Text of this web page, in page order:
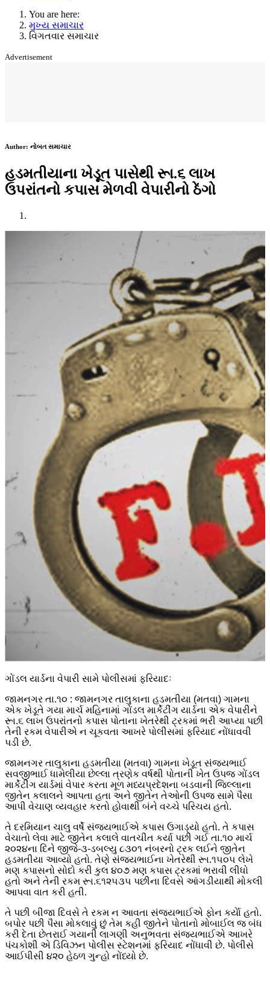
You are here:
મુખ્ય સમાચાર
વિગતવાર સમાચાર
Advertisement
Author: નોબત સમાચાર
હડમતીયાના ખેડૂત પાસેથી રૂા.૬ લાખ
ઉપરાંતનો કપાસ મેળવી વેપારીનો ઠેંગો
ગોંડલ યાર્ડના વેપારી સામે પોલીસમાં ફરિયાદઃ
જામનગર તા.૧૦ : જામનગર તાલુકાના હડમતીયા (મતવા) ગામના
એક ખેડૂતે ગયા માર્ચ મહિનામાં ગોંડલ માર્કેટીંગ યાર્ડના એક વેપારીને
રૂા.૬ લાખ ઉપરાંતનો કપાસ પોતાના ખેતરેથી ટ્રકમાં ભરી આપ્યા પછી
તેની રકમ વેપારીએ ન ચૂકવતા આખરે પોલીસમાં ફરિયાદ નોંધાવવી
પડી છે.
જામનગર તાલુકાના હડમતીયા (મતવા) ગામના ખેડૂત સંજયભાઈ
સવજીભાઈ ધામેલીયા છેલ્લા ત્રણેક વર્ષથી પોતાની ખેત ઉપજ ગોંડલ
માર્કેટીંગ યાર્ડમાં વેપાર કરતા મૂળ મધ્યપ્રદેશના બડવાની જિલ્લાના
જીતેન કલાલને આપતા હતા અને જીતેન તેઓની ઉપજ સામે પૈસા
આપી વેચાણ વ્યવહાર કરતો હોવાથી બંને વચ્ચે પરિચય હતો.
તે દરમિયાન ચાલુ વર્ષે સંજયભાઈએ કપાસ ઉગાડ્યો હતો. તે કપાસ
વેચાતો લેવા માટે જીતેન કલાલે વાતચીત કર્યા પછી ગઈ તા.૧૦ માર્ચ
૨૦૨૪ના દિને જીજે-૩-ડબલ્યુ ૮૩૦૧ નંબરનો ટ્રક લઈને જીતેન
હડમતીયા આવ્યો હતો. તેણે સંજયભાઈના ખેતરેથી રૂા.૧૫૦૫ લેખે
મણ કપાસનો સોદો કરી કુલ ૪૦૭ મણ કપાસ ટ્રકમાં ભરાવી લીધો
હતો અને તેની રકમ રૂા.૬૧૨૫૩૫ પછીના દિવસે આંગડીયાથી મોકલી
આપવા વાત કરી હતી.
તે પછી બીજા દિવસે તે રકમ ન આવતા સંજયભાઈએ ફોન કર્યાે હતો.
બપોર પછી પૈસા મોકલાવું છું તેમ કહી જીતેને પોતાનો મોબાઈલ જ બંધ
કરી દેતા છેતરાઈ ગયાની લાગણી અનુભવતા સંજયભાઈએ આખરે
પંચકોશી એ ડિવિઝન પોલીસ સ્ટેશનમાં ફરિયાદ નોંધાવી છે. પોલીસે
આઈપીસી ૪૨૦ હેઠળ ગુન્હો નોંધ્યો છે.